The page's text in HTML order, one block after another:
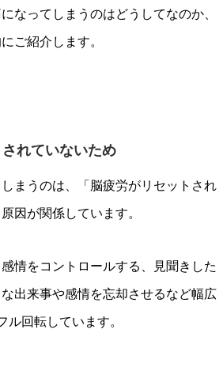
なってしまうのはどうしてなのか、
ご紹介します。
れていないため
まうのは、「脳疲労がリセットされ
因が関係しています。
情をコントロールする、見聞きした
出来事や感情を忘却させるなど幅広
ル回転しています。